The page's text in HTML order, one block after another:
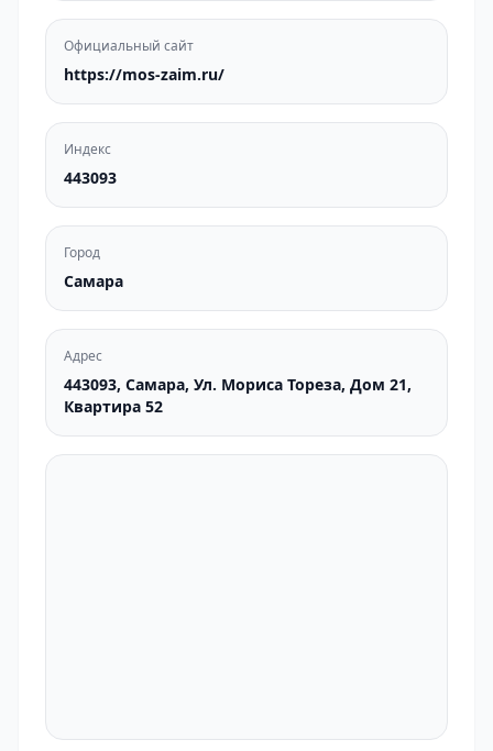
Официальный сайт
https://mos-zaim.ru/
Индекс
443093
Город
Самара
Адрес
443093, Самара, Ул. Мориса Тореза, Дом 21,
Квартира 52